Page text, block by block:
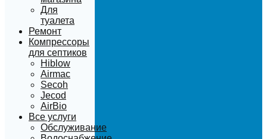
Для
туалета
Ремонт
Компрессоры
для септиков
Hiblow
Airmac
Secoh
Jecod
AirBio
Все услуги
Обслуживание